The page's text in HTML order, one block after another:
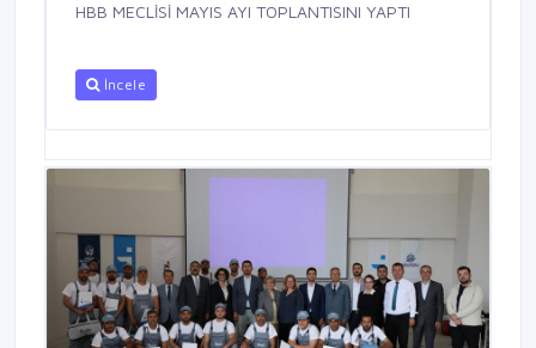
HBB MECLİSİ MAYIS AYI TOPLANTISINI YAPTI
İncele